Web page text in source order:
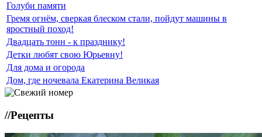
Голуби памяти
Гремя огнём, сверкая блеском стали, пойдут машины в
яростный поход!
Двадцать тонн - к празднику!
Детки любят свою Юрьевну!
Для дома и огорода
Дом, где ночевала Екатерина Великая
//Рецепты